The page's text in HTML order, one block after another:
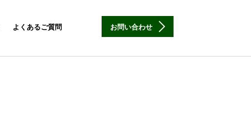
よくあるご質問 お問い合わせ